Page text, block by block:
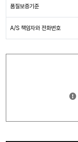
품질보증기준
A/S 책임자와 전화번호